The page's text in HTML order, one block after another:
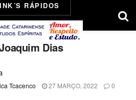
RÁPIDOS
Dias
Tcacenco 27 MARÇO, 2022 0